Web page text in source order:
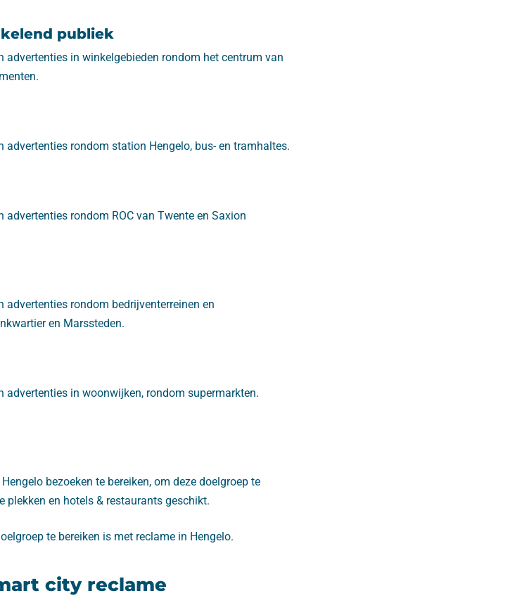
publiek
advertenties in winkelgebieden rondom het centrum van
advertenties rondom station Hengelo, bus- en tramhaltes.
advertenties rondom ROC van Twente en Saxion
advertenties rondom bedrijventerreinen en
en Marssteden.
advertenties in woonwijken, rondom supermarkten.
bezoeken te bereiken, om deze doelgroep te
plekken en hotels & restaurants geschikt.
te bereiken is met reclame in Hengelo.
city reclame